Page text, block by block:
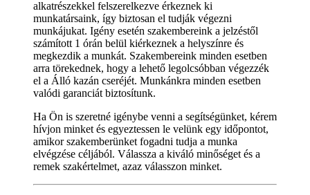
alkatrészekkel felszerelkezve érkeznek ki
munkatársaink, így biztosan el tudják végezni
munkájukat. Igény esetén szakembereink a jelzéstől
számított 1 órán belül kiérkeznek a helyszínre és
megkezdik a munkát. Szakembereink minden esetben
arra törekednek, hogy a lehető legolcsóbban végezzék
el a Álló kazán cseréjét. Munkánkra minden esetben
valódi garanciát biztosítunk.
Ha Ön is szeretné igénybe venni a segítségünket, kérem
hívjon minket és egyeztessen le velünk egy időpontot,
amikor szakemberünket fogadni tudja a munka
elvégzése céljából. Válassza a kiváló minőséget és a
remek szakértelmet, azaz válasszon minket.